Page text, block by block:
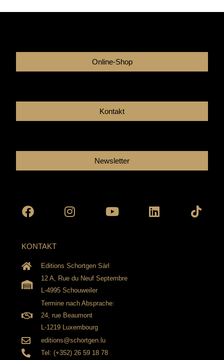
Online-Shop
Kontakt
Newsletter
KONTAKT
Editions Schortgen Sàrl
12 A, Rue du Neuf Septembre
L-4995 Schouweiler
Termine nach Absprache:
24, rue Beaumont
L-1219 Luxembourg
editions@schortgen.lu
Tel: (+352) 26 59 18 78